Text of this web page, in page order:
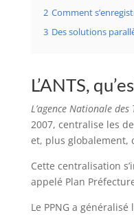
2 Comment
3 Des solutions
L’ANTS,
L’agence Nationale des
2007, centralise les
et, plus globalement,
Cette centralisation
appelé Plan
Le PPNG a